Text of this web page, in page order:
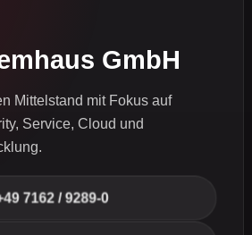
GmbH
Mittelstand mit Fokus auf
Service, Cloud und
7162 / 9289-0